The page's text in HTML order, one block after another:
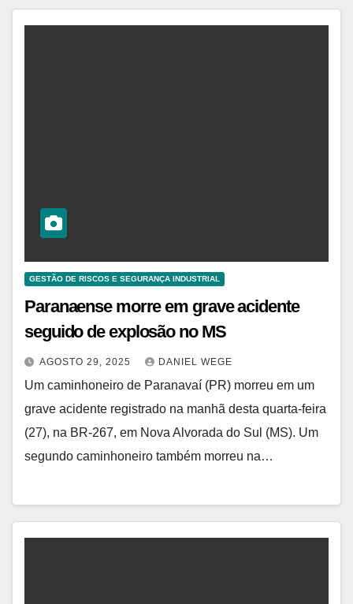
GESTÃO DE RISCOS E SEGURANÇA INDUSTRIAL
Paranaense morre em grave acidente
seguido de explosão no MS
AGOSTO 29, 2025 DANIEL WEGE
Um caminhoneiro de Paranavaí (PR) morreu em um
grave acidente registrado na manhã desta quarta-feira
(27), na BR-267, em Nova Alvorada do Sul (MS). Um
segundo caminhoneiro também morreu na…